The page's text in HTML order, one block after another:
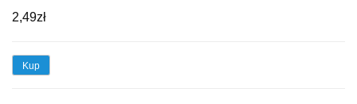
2,49zł
Kup